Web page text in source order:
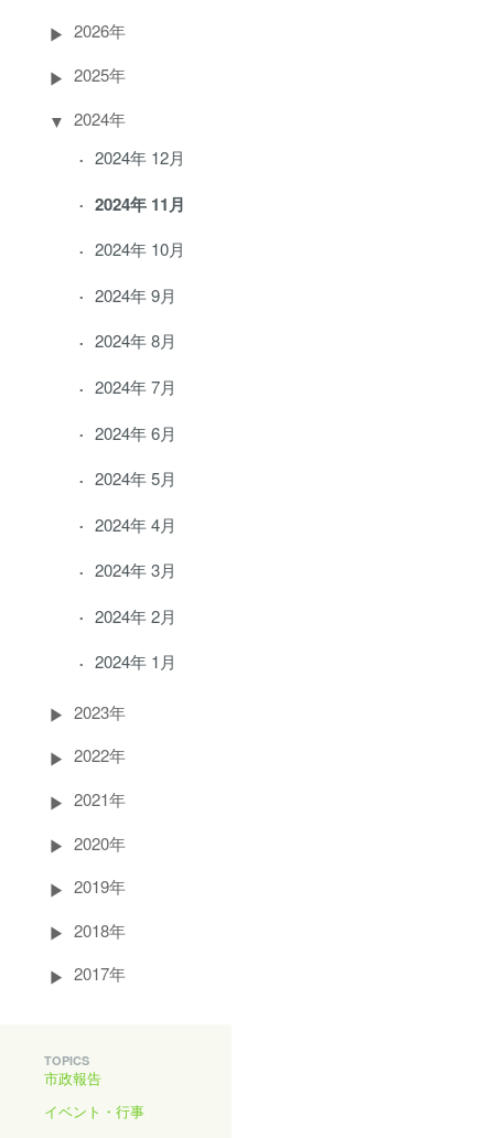
2026年
2025年
2024年
2024年 12月
2024年 11月
2024年 10月
2024年 9月
2024年 8月
2024年 7月
2024年 6月
2024年 5月
2024年 4月
2024年 3月
2024年 2月
2024年 1月
2023年
2022年
2021年
2020年
2019年
2018年
2017年
TOPICS
市政報告
イベント・行事